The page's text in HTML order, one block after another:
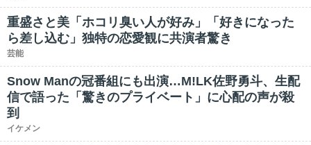
重盛さと美「ホコリ臭い人が好み」「好きになった
ら差し込む」独特の恋愛観に共演者驚き
芸能
Snow Manの冠番組にも出演…M!LK佐野勇斗、生配
信で語った「驚きのプライベート」に心配の声が殺
到
イケメン